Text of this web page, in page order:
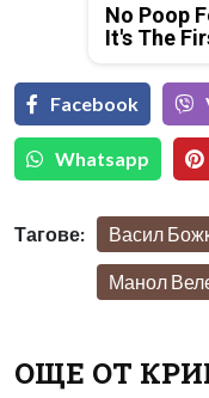
No Poop
It's The
Facebook
Whatsapp
Тагове: Васил
Манол
ОЩЕ ОТ